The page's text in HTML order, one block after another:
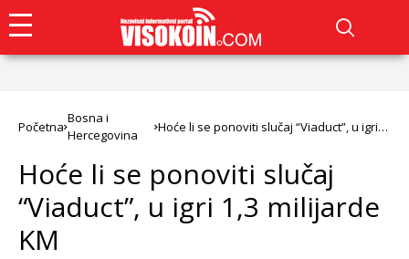
Početna
Bosna i
Hercegovina
Hoće li se ponoviti slučaj “Viaduct”, u igri
Hoće li se ponoviti slučaj
“Viaduct”, u igri 1,3 milijarde
KM